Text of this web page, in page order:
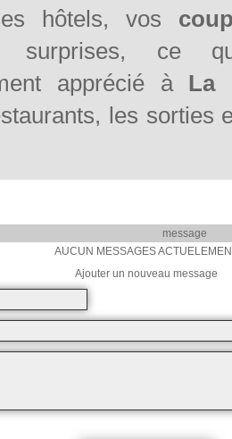
hôtels, vos
surprises, ce
apprécié à La
les sorties
message
AUCUN MESSAGES
Ajouter un nouveau message